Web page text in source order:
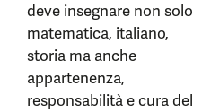
deve insegnare non solo
matematica, italiano,
storia ma anche
appartenenza,
responsabilità e cura del